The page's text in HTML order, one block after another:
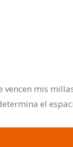
vencen mis
el